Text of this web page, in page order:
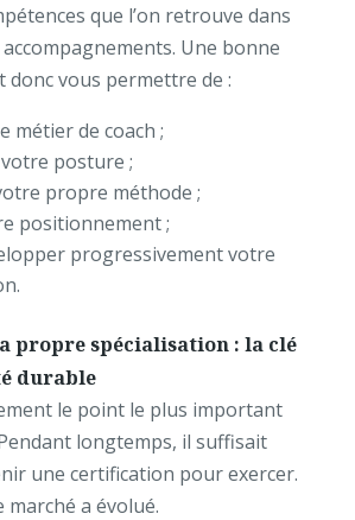
que l’on retrouve dans
Une bonne
vous permettre de :
métier de coach ;
posture ;
propre méthode ;
positionnement ;
progressivement votre
propre spécialisation : la clé
durable
le point le plus important
longtemps, il suffisait
marché a évolué.